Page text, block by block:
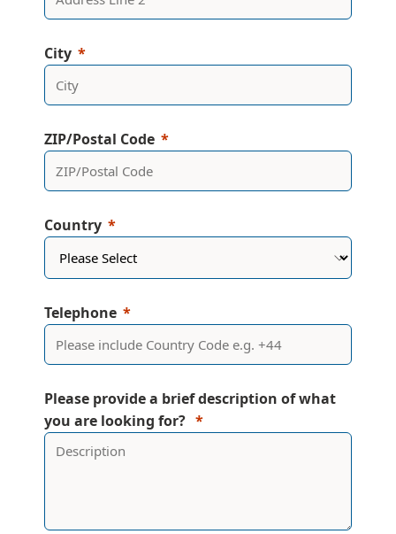
City
ZIP/Postal Code
Country
Telephone
Please provide a brief description of what
you are looking for?